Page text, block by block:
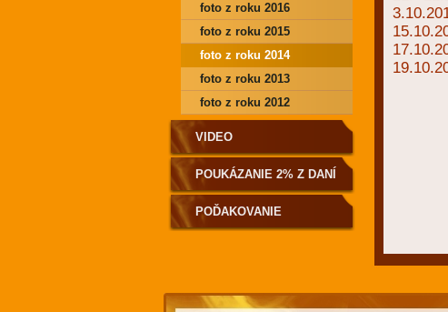
foto z roku 2016
foto z roku 2015
foto z roku 2014
foto z roku 2013
foto z roku 2012
VIDEO
POUKÁZANIE 2% Z DANÍ
POĎAKOVANIE